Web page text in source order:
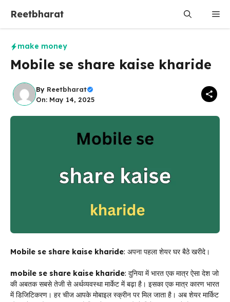
content
Reetbharat
make money
Mobile se share kaise kharide
By Reetbharat
On: May 14, 2025
Mobile se share kaise kharide: अपना पहला शेयर घर बैठे खरीदे।
mobile se share kaise kharide: दुनिया में भारत एक मात्र ऐसा देश जो
की अबतक सबसे तेजी से अर्थव्यवस्था मार्केट में बढ़ा है। इसका एक मात्र कारण भारत
में डिजिटिकरण। हर चीज आपके मोबाइल स्क्रीन पर मिल जाता है। अब शेयर मार्किट